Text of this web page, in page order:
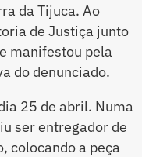
da Tijuca. Ao
de Justiça junto
manifestou pela
do denunciado.
25 de abril. Numa
ser entregador de
colocando a peça